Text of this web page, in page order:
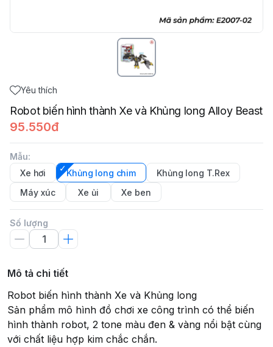
Yêu thích
Robot biến hình thành Xe và Khủng long Alloy Beast
95.550đ
Mẫu:
Xe hơi
Khủng long chim
Khủng long T.Rex
Máy xúc
Xe ủi Xe ben
Số lượng
Mô tả chi tiết
Robot biến hình thành Xe và Khủng long
Sản phẩm mô hình đồ chơi xe công trình có thể biến
hình thành robot, 2 tone màu đen & vàng nổi bật cùng
với chất liệu hợp kim chắc chắn.